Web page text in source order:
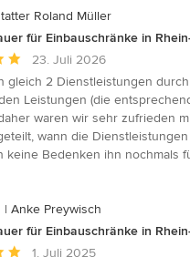
Roland Müller
für Einbauschränke in
23. Juli 2026
gleich 2 Dienstleistungen
Leistungen (die
waren wir sehr zufrieden
wann die
keine Bedenken ihn nochmals
| Anke Preywisch
für Einbauschränke in
1. Juli 2025